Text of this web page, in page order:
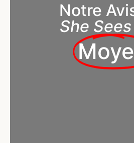
Notre
She